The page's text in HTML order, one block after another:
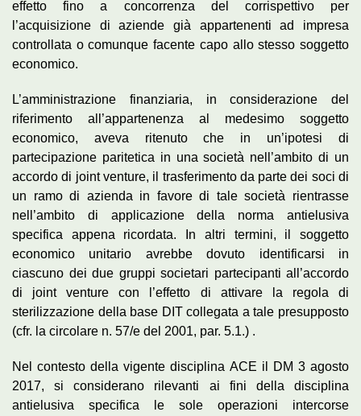
effetto fino a concorrenza del corrispettivo per
l’acquisizione di aziende già appartenenti ad impresa
controllata o comunque facente capo allo stesso soggetto
economico.
L’amministrazione finanziaria, in considerazione del
riferimento all’appartenenza al medesimo soggetto
economico, aveva ritenuto che in un’ipotesi di
partecipazione paritetica in una società nell’ambito di un
accordo di joint venture, il trasferimento da parte dei soci di
un ramo di azienda in favore di tale società rientrasse
nell’ambito di applicazione della norma antielusiva
specifica appena ricordata. In altri termini, il soggetto
economico unitario avrebbe dovuto identificarsi in
ciascuno dei due gruppi societari partecipanti all’accordo
di joint venture con l’effetto di attivare la regola di
sterilizzazione della base DIT collegata a tale presupposto
(cfr. la circolare n. 57/e del 2001, par. 5.1.) .
Nel contesto della vigente disciplina ACE il DM 3 agosto
2017, si considerano rilevanti ai fini della disciplina
antielusiva specifica le sole operazioni intercorse